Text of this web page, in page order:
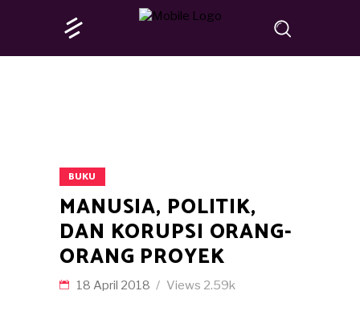
BUKU
MANUSIA, POLITIK,
DAN KORUPSI ORANG-
ORANG PROYEK
18 April 2018 Views 2.59k